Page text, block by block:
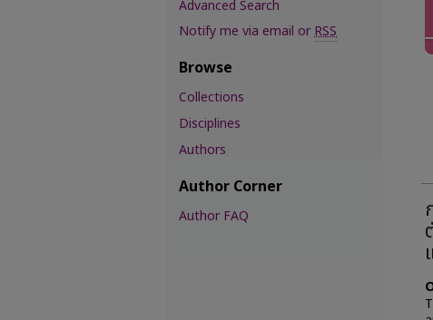
Advanced Search
Notify me via email or RSS
Browse
Collections
Disciplines
Authors
Author Corner
Author FAQ